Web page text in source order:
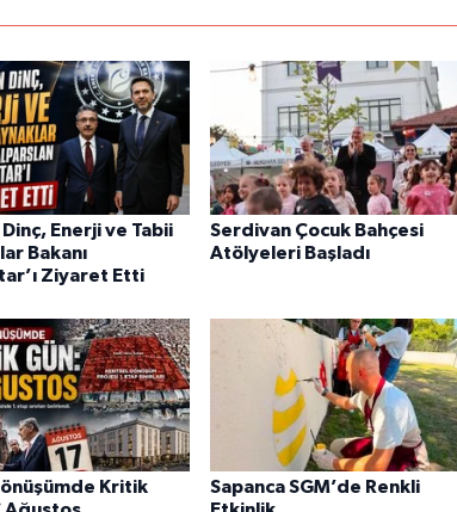
Dinç, Enerji ve Tabii
Bakanı
Ziyaret Etti
Serdivan Çocuk Bahçesi
Atölyeleri Başladı
Kritik
Sapanca SGM’de Renkli